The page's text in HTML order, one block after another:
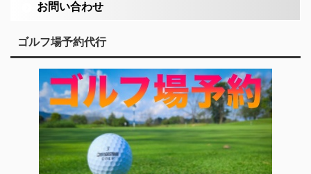
お問い合わせ
ゴルフ場予約代行